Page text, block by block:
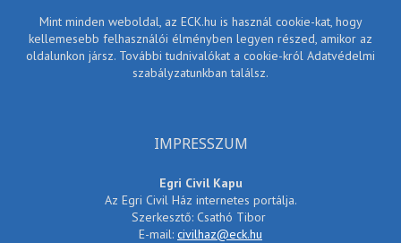
Mint minden weboldal, az ECK.hu is használ cookie-kat, hogy
kellemesebb felhasználói élményben legyen részed, amikor az
oldalunkon jársz. További tudnivalókat a cookie-król Adatvédelmi
szabályzatunkban találsz.
IMPRESSZUM
Egri Civil Kapu
Az Egri Civil Ház internetes portálja.
Szerkesztő: Csathó Tibor
E-mail: civilhaz@eck.hu